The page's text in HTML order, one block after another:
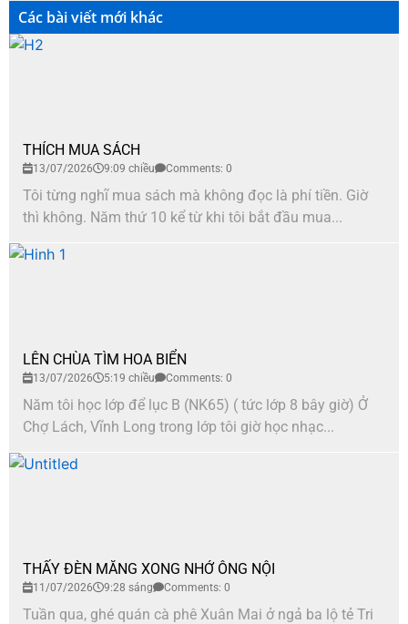
Các bài viết mới khác
THÍCH MUA SÁCH
13/07/2026 9:09 chiều Comments: 0
Tôi từng nghĩ mua sách mà không đọc là phí tiền. Giờ
thì không. Năm thứ 10 kể từ khi tôi bắt đầu mua...
LÊN CHÙA TÌM HOA BIỂN
13/07/2026 5:19 chiều Comments: 0
Năm tôi học lớp để lục B (NK65) ( tức lớp 8 bây giờ) Ở
Chợ Lách, Vĩnh Long trong lớp tôi giờ học nhạc...
THẤY ĐÈN MĂNG XONG NHỚ ÔNG NỘI
11/07/2026 9:28 sáng Comments: 0
Tuần qua, ghé quán cà phê Xuân Mai ở ngả ba lộ tẻ Tri